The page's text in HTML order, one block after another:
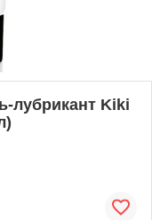
лубрикант Kiki